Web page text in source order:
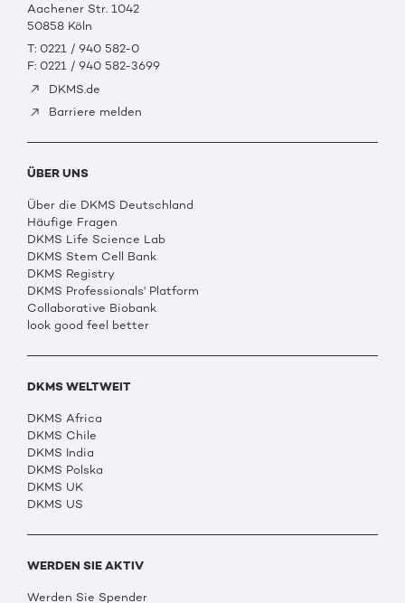
Aachener Str. 1042
50858 Köln
T: 0221 / 940 582-0
F: 0221 / 940 582-3699
DKMS.de
Barriere melden
ÜBER UNS
Über die DKMS Deutschland
Häufige Fragen
DKMS Life Science Lab
DKMS Stem Cell Bank
DKMS Registry
DKMS Professionals' Platform
Collaborative Biobank
look good feel better
DKMS WELTWEIT
DKMS Africa
DKMS Chile
DKMS India
DKMS Polska
DKMS UK
DKMS US
WERDEN SIE AKTIV
Werden Sie Spender